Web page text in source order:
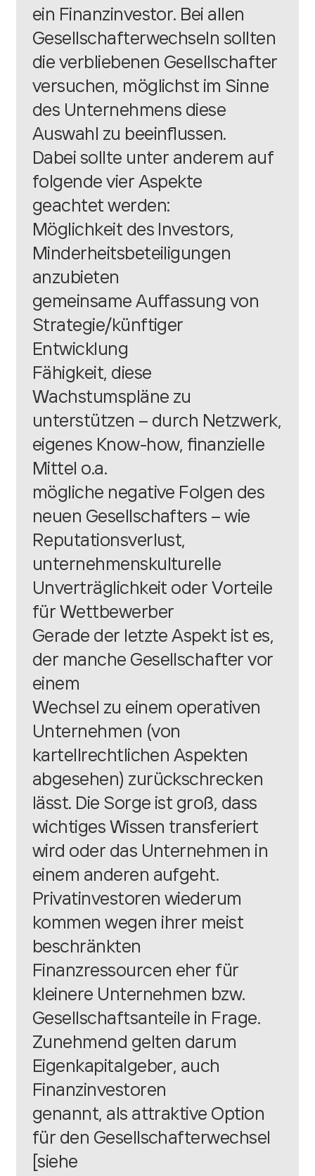
ein Finanzinvestor. Bei allen
Gesellschafterwechseln sollten
die verbliebenen Gesellschafter
versuchen, möglichst im Sinne
des Unternehmens diese
Auswahl zu beeinflussen.
Dabei sollte unter anderem auf
folgende vier Aspekte
geachtet werden:
Möglichkeit des Investors,
Minderheitsbeteiligungen
anzubieten
gemeinsame Auffassung von
Strategie/künftiger
Entwicklung
Fähigkeit, diese
Wachstumspläne zu
unterstützen – durch Netzwerk,
eigenes Know-how, finanzielle
Mittel o.a.
mögliche negative Folgen des
neuen Gesellschafters – wie
Reputationsverlust,
unternehmenskulturelle
Unverträglichkeit oder Vorteile
für Wettbewerber
Gerade der letzte Aspekt ist es,
der manche Gesellschafter vor
einem
Wechsel zu einem operativen
Unternehmen (von
kartellrechtlichen Aspekten
abgesehen) zurückschrecken
lässt. Die Sorge ist groß, dass
wichtiges Wissen transferiert
wird oder das Unternehmen in
einem anderen aufgeht.
Privatinvestoren wiederum
kommen wegen ihrer meist
beschränkten
Finanzressourcen eher für
kleinere Unternehmen bzw.
Gesellschaftsanteile in Frage.
Zunehmend gelten darum
Eigenkapitalgeber, auch
Finanzinvestoren
genannt, als attraktive Option
für den Gesellschafterwechsel
[siehe